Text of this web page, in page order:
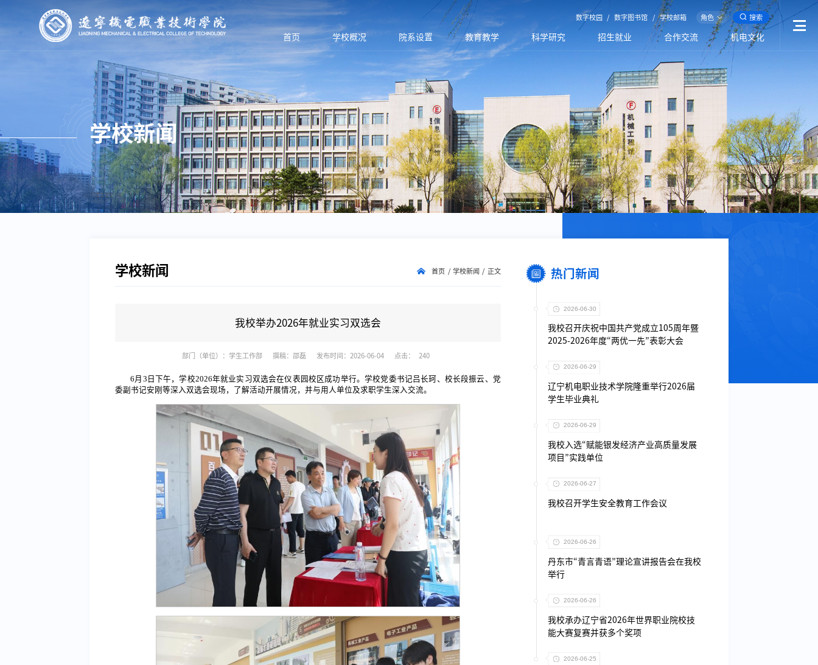
数字校园 / 数字图书馆 / 学校邮箱 角色 搜索
首页 学校概况 院系设置 教育教学 科学研究 招生就业 合作交流 机电文化
学校新闻
学校新闻 首页 学校新闻 正文
我校举办2026年就业实习双选会
部门（单位）：学生工作部 撰稿：邵磊 发布时间：2026-06-04 点击： 240
6月3日下午，学校2026年就业实习双选会在仪表园校区成功举行。学校党委书记吕长珂、校长段振云、党
委副书记安刚等深入双选会现场，了解活动开展情况，并与用人单位及求职学生深入交流。
热门新闻
2026-06-30
我校召开庆祝中国共产党成立105周年暨
2025-2026年度“两优一先”表彰大会
2026-06-29
辽宁机电职业技术学院隆重举行2026届
学生毕业典礼
2026-06-29
我校入选“赋能银发经济产业高质量发展
项目”实践单位
2026-06-27
我校召开学生安全教育工作会议
2026-06-26
丹东市“青言青语”理论宣讲报告会在我校
举行
2026-06-26
我校承办辽宁省2026年世界职业院校技
能大赛复赛并获多个奖项
2026-06-25